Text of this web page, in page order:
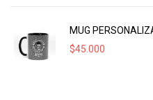
MUG
$45.000